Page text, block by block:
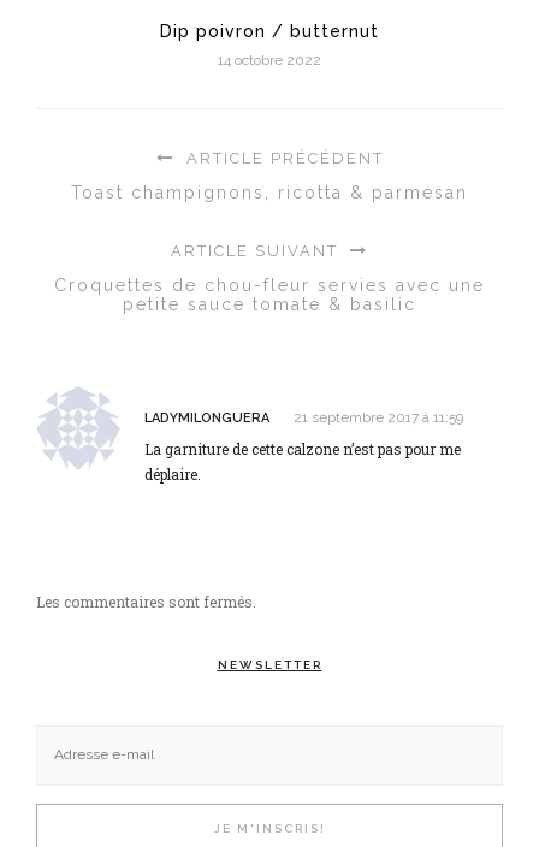
Dip poivron / butternut
14 octobre 2022
ARTICLE PRÉCÉDENT
Toast champignons, ricotta & parmesan
ARTICLE SUIVANT
Croquettes de chou-fleur servies avec une
petite sauce tomate & basilic
LADYMILONGUERA 21 septembre 2017 à 11:59
La garniture de cette calzone n’est pas pour me
déplaire.
Les commentaires sont fermés.
NEWSLETTER